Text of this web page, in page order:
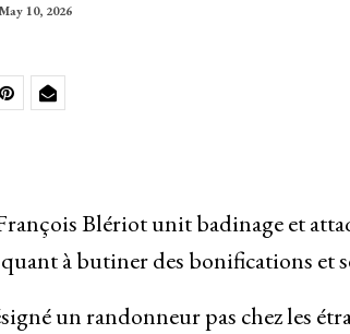
10, 2026
Blériot unit badinage et
à butiner des bonifications et
un randonneur pas chez les